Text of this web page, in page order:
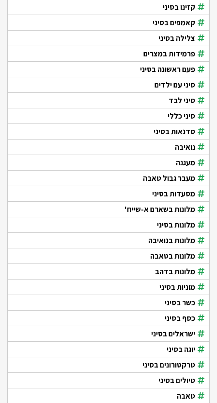
קזינו בסיני
קאמפים בסיני
צלילה בסיני
פרמידות במצרים
פעם ראשונה בסיני
סיני עם ילדים
סיני לבד
סיני כללי
סדנאות בסיני
נואיבה
מעגנה
מעבר גבול טאבה
מסעדות בסיני
מלונות בשארם א-שייח'
מלונות בסיני
מלונות בנואיבה
מלונות בטאבה
מלונות בדהב
מוניות בסיני
כשר בסיני
כסף בסיני
ישראלים בסיני
יוגה בסיני
טרקטורונים בסיני
טיולים בסיני
טאבה